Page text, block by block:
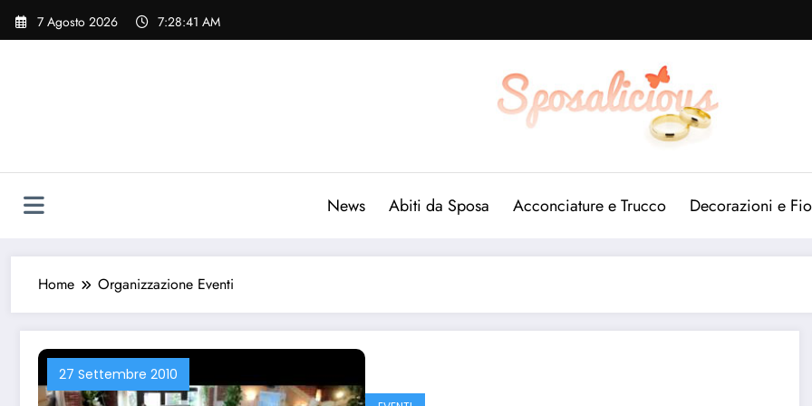
Vai
7 Agosto 2026 7:28:42 AM
News Abiti da Sposa Acconciature e Trucco Decorazioni e
Home Organizzazione Eventi
27 Settembre 2010